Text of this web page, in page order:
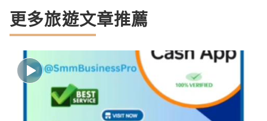
更多旅遊文章推薦